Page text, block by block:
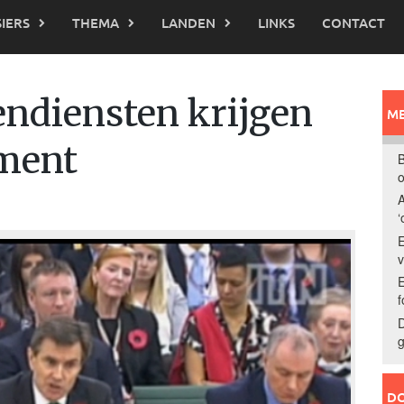
THEMA LANDEN LINKS CONTACT
krijgen